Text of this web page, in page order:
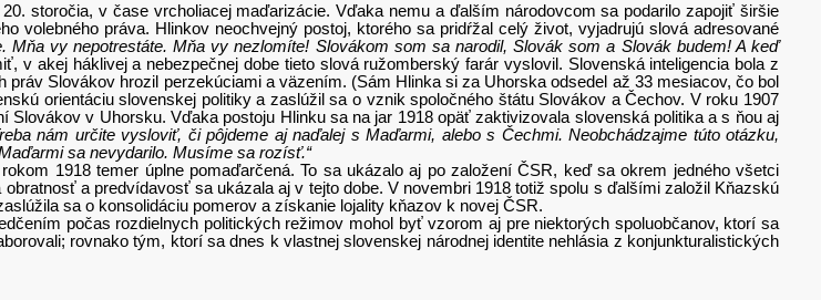
storočia, v čase vrcholiacej maďarizácie. Vďaka nemu a ďalším národovcom sa podarilo zapojiť širšie
volebného práva. Hlinkov neochvejný postoj, ktorého sa pridŕžal celý život, vyjadrujú slová adresované
Mňa vy nepotrestáte. Mňa vy nezlomíte! Slovákom som sa narodil, Slovák som a Slovák budem! A keď
v akej háklivej a nebezpečnej dobe tieto slová ružomberský farár vyslovil. Slovenská inteligencia bola z
Slovákov hrozil perzekúciami a väzením. (Sám Hlinka si za Uhorska odsedel až 33 mesiacov, čo bol
orientáciu slovenskej politiky a zaslúžil sa o vznik spoločného štátu Slovákov a Čechov. V roku 1907
v Uhorsku. Vďaka postoju Hlinku sa na jar 1918 opäť zaktivizovala slovenská politika a s ňou aj
nám určite vysloviť, či pôjdeme aj naďalej s Maďarmi, alebo s Čechmi. Neobchádzajme túto otázku,
sa nevydarilo. Musíme sa rozísť.“
1918 temer úplne pomaďarčená. To sa ukázalo aj po založení ČSR, keď sa okrem jedného všetci
a predvídavosť sa ukázala aj v tejto dobe. V novembri 1918 totiž spolu s ďalšími založil Kňazskú
sa o konsolidáciu pomerov a získanie lojality kňazov k novej ČSR.
počas rozdielnych politických režimov mohol byť vzorom aj pre niektorých spoluobčanov, ktorí sa
rovnako tým, ktorí sa dnes k vlastnej slovenskej národnej identite nehlásia z konjunkturalistických